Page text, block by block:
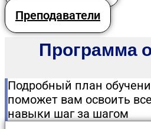
Преподаватели
Программа
Подробный план
поможет вам освоить
навыки шаг за шагом